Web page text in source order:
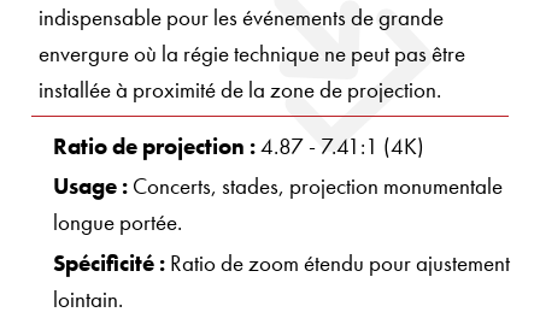
indispensable pour les événements de grande
envergure où la régie technique ne peut pas être
installée à proximité de la zone de projection.
Ratio de projection :4.87 - 7.41:1 (4K)
Usage :Concerts, stades, projection monumentale
longue portée.
Spécificité :Ratio de zoom étendu pour ajustement
lointain.